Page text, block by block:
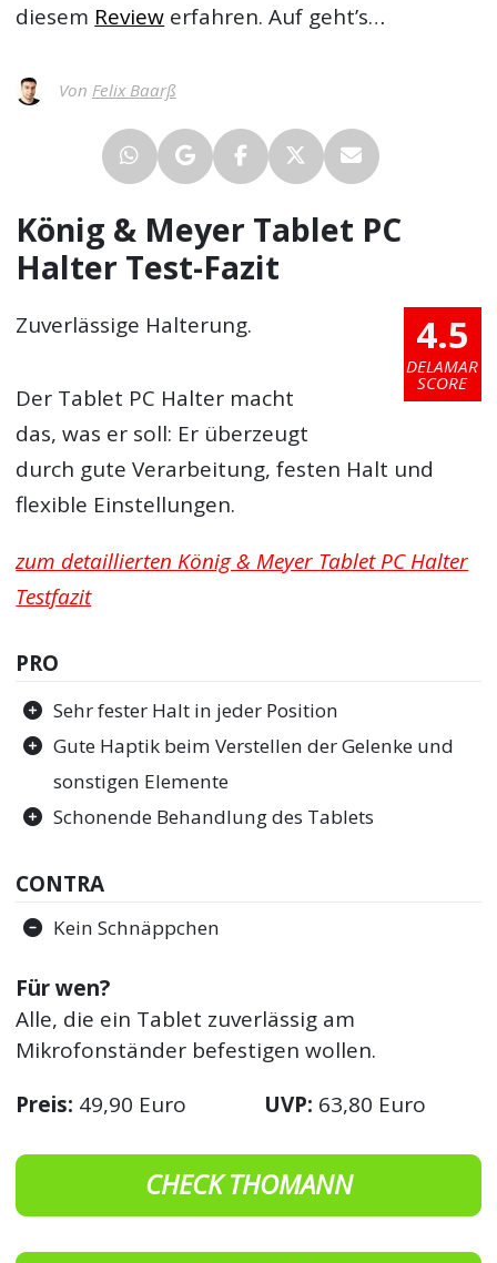
diesem Review erfahren. Auf geht’s…
Von Felix Baarß
König & Meyer Tablet PC
Halter Test-Fazit
4.5
DELAMAR
SCORE
Zuverlässige Halterung.
Der Tablet PC Halter macht
das, was er soll: Er überzeugt
durch gute Verarbeitung, festen Halt und
flexible Einstellungen.
zum detaillierten König & Meyer Tablet PC Halter
Testfazit
PRO
Sehr fester Halt in jeder Position
Gute Haptik beim Verstellen der Gelenke und
sonstigen Elemente
Schonende Behandlung des Tablets
CONTRA
Kein Schnäppchen
Für wen?
Alle, die ein Tablet zuverlässig am
Mikrofonständer befestigen wollen.
Preis: 49,90 Euro UVP: 63,80 Euro
CHECK THOMANN